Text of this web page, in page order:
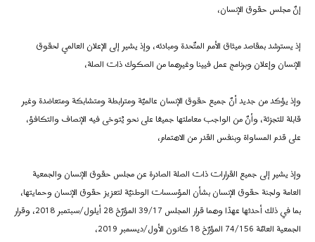
إنّ مجلس حقوق الإنسان،
إذ يسترشد بمقاصد ميثاق الأمم المتّحدة ومبادئه، وإذ يشير إلى الإعلان العالمي لحقوق
الإنسان وإعلان وبرنامج عمل فيينا وغيرهما من الصكوك ذات الصلة،
وإذ يؤكد من جديد أنّ جميع حقوق الإنسان عالميّة ومترابطة ومتشابكة ومتعاضدة وغير
قابلة للتجزئة، وأنّ من الواجب معاملتها جميعًا على نحو يُتوخى فيه الإنصاف والتكافؤ،
على قدم المساواة وبنفس القدر من الاهتمام،
وإذ يشير إلى جميع القرارات ذات الصلة الصادرة عن مجلس حقوق الإنسان والجمعية
العامة ولجنة حقوق الإنسان بشأن المؤسسات الوطنيّة لتعزيز حقوق الإنسان وحمايتها،
بما في ذلك أحدثها عهدًا وهما قرار المجلس 39/17 المؤرّخ 28 أيلول/سبتمبر 2018، وقرار
الجمعية العامّة 74/156 المؤرّخ 18 كانون الأول/ديسمبر 2019،